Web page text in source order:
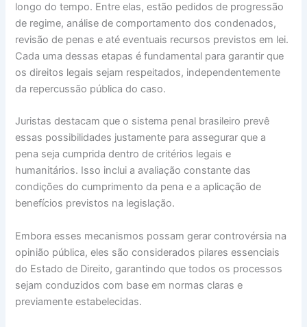
longo do tempo. Entre elas, estão pedidos de progressão
de regime, análise de comportamento dos condenados,
revisão de penas e até eventuais recursos previstos em lei.
Cada uma dessas etapas é fundamental para garantir que
os direitos legais sejam respeitados, independentemente
da repercussão pública do caso.
Juristas destacam que o sistema penal brasileiro prevê
essas possibilidades justamente para assegurar que a
pena seja cumprida dentro de critérios legais e
humanitários. Isso inclui a avaliação constante das
condições do cumprimento da pena e a aplicação de
benefícios previstos na legislação.
Embora esses mecanismos possam gerar controvérsia na
opinião pública, eles são considerados pilares essenciais
do Estado de Direito, garantindo que todos os processos
sejam conduzidos com base em normas claras e
previamente estabelecidas.